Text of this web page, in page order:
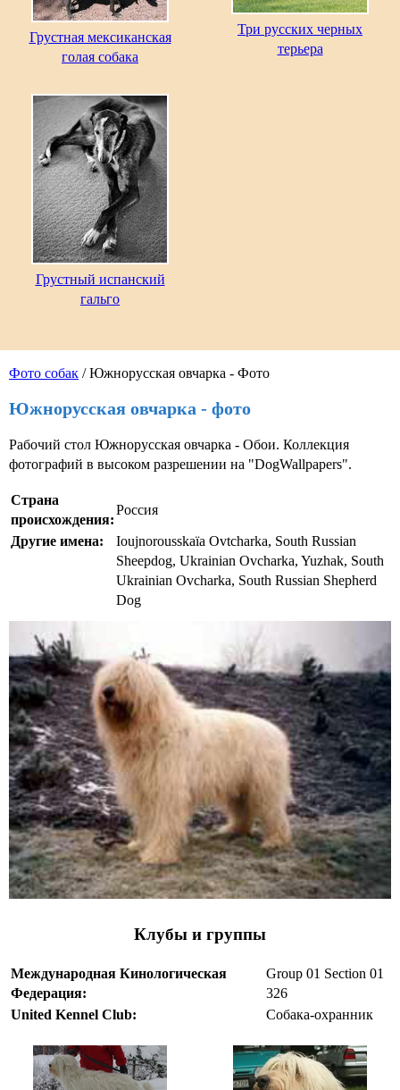
Фото собак / Южнорусская овчарка - Фото
Южнорусская овчарка - фото
Рабочий стол Южнорусская овчарка - Обои. Коллекция
фотографий в высоком разрешении на "DogWallpapers".
Страна
происхождения:
Россия
Другие имена:
Ioujnorousskaïa Ovtcharka, South Russian
Sheepdog, Ukrainian Ovcharka, Yuzhak, South
Ukrainian Ovcharka, South Russian Shepherd
Dog
Клубы и группы
Международная Кинологическая
Федерация:
Group 01 Section 01
326
United Kennel Club:
Собака-охранник
Грустная мексиканская
голая собака
Три русских черных
терьера
Грустный испанский
гальго